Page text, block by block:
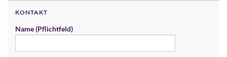
KONTAKT
Name (Pflichtfeld)